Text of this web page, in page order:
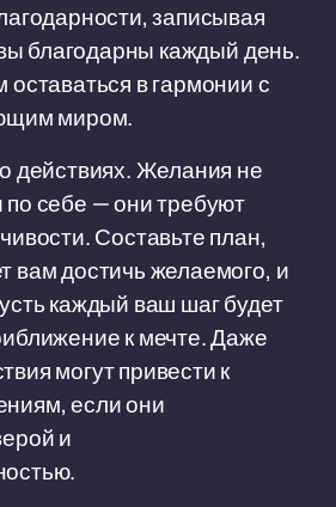
записывая
благодарны каждый день.
в гармонии с
миром.
действиях. Желания не
себе — они требуют
Составьте план,
вам достичь желаемого, и
каждый ваш шаг будет
к мечте. Даже
могут привести к
если они
и